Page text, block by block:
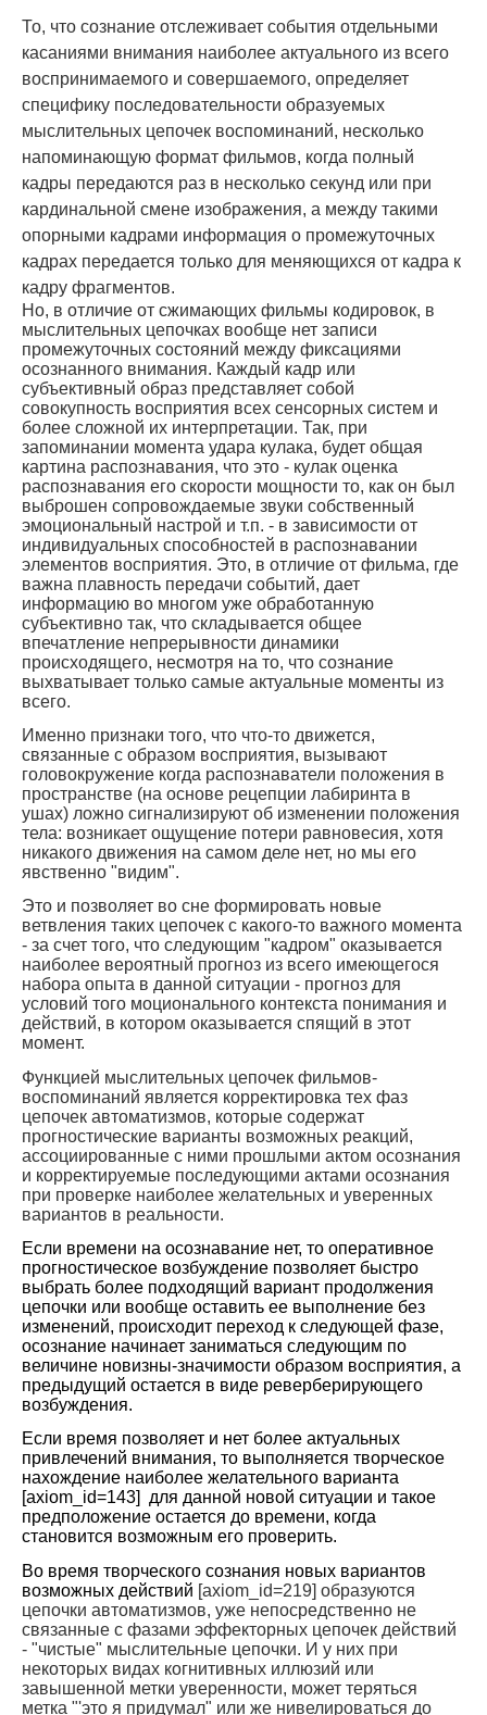
То, что сознание отслеживает события отдельными
касаниями внимания наиболее актуального из всего
воспринимаемого и совершаемого, определяет
специфику последовательности образуемых
мыслительных цепочек воспоминаний, несколько
напоминающую формат фильмов, когда полный
кадры передаются раз в несколько секунд или при
кардинальной смене изображения, а между такими
опорными кадрами информация о промежуточных
кадрах передается только для меняющихся от кадра к
кадру фрагментов.
Но, в отличие от сжимающих фильмы кодировок, в
мыслительных цепочках вообще нет записи
промежуточных состояний между фиксациями
осознанного внимания. Каждый кадр или
субъективный образ представляет собой
совокупность восприятия всех сенсорных систем и
более сложной их интерпретации. Так, при
запоминании момента удара кулака, будет общая
картина распознавания, что это - кулак оценка
распознавания его скорости мощности то, как он был
выброшен сопровождаемые звуки собственный
эмоциональный настрой и т.п. - в зависимости от
индивидуальных способностей в распознавании
элементов восприятия. Это, в отличие от фильма, где
важна плавность передачи событий, дает
информацию во многом уже обработанную
субъективно так, что складывается общее
впечатление непрерывности динамики
происходящего, несмотря на то, что сознание
выхватывает только самые актуальные моменты из
всего.
Именно признаки того, что что-то движется,
связанные с образом восприятия, вызывают
головокружение когда распознаватели положения в
пространстве (на основе рецепции лабиринта в
ушах) ложно сигнализируют об изменении положения
тела: возникает ощущение потери равновесия, хотя
никакого движения на самом деле нет, но мы его
явственно "видим".
Это и позволяет во сне формировать новые
ветвления таких цепочек с какого-то важного момента
- за счет того, что следующим "кадром" оказывается
наиболее вероятный прогноз из всего имеющегося
набора опыта в данной ситуации - прогноз для
условий того моционального контекста понимания и
действий, в котором оказывается спящий в этот
момент.
Функцией мыслительных цепочек фильмов-
воспоминаний является корректировка тех фаз
цепочек автоматизмов, которые содержат
прогностические варианты возможных реакций,
ассоциированные с ними прошлыми актом осознания
и корректируемые последующими актами осознания
при проверке наиболее желательных и уверенных
вариантов в реальности.
Если времени на осознавание нет, то оперативное
прогностическое возбуждение позволяет быстро
выбрать более подходящий вариант продолжения
цепочки или вообще оставить ее выполнение без
изменений, происходит переход к следующей фазе,
осознание начинает заниматься следующим по
величине новизны-значимости образом восприятия, а
предыдущий остается в виде реверберирующего
возбуждения.
Если время позволяет и нет более актуальных
привлечений внимания, то выполняется творческое
нахождение наиболее желательного варианта
[axiom_id=143]
для данной новой ситуации и такое
предположение остается до времени, когда
становится возможным его проверить.
Во время творческого сознания новых вариантов
возможных действий [axiom_id=219] образуются
цепочки автоматизмов, уже непосредственно не
связанные с фазами эффекторных цепочек действий
- "чистые" мыслительные цепочки. И у них при
некоторых видах когнитивных иллюзий или
завышенной метки уверенности, может теряться
метка "'это я придумал" или же нивелироваться до